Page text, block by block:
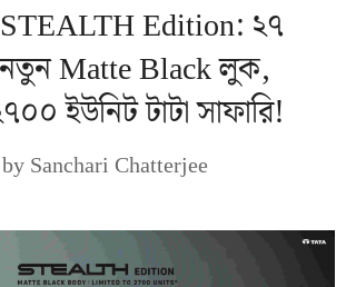
Edition: ২৭
নতুন Matte Black লুক,
ইউনিট টাটা সাফারি!
bySanchari Chatterjee